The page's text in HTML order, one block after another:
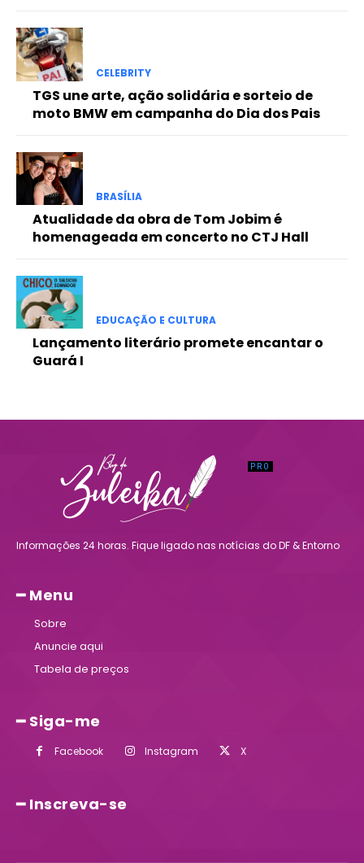
Pro
Full member access:
Etiam est nibh, lobortis sit
Ut mollis pellentesque tortor
Nullam eu erat condimentum
Donec quis est ac felis
Orci varius natoque dolor
CELEBRITY
TGS une arte, ação solidária e sorteio de
moto BMW em campanha do Dia dos Pais
BRASÍLIA
Atualidade da obra de Tom Jobim é
homenageada em concerto no CTJ Hall
EDUCAÇÃO E CULTURA
Lançamento literário promete encantar o
Guará I
Informações 24 horas. Fique ligado nas notícias do DF & Entorno
━ Menu
Sobre
Anuncie aqui
Tabela de preços
━ Siga-me
Facebook Instagram X
━ Inscreva-se